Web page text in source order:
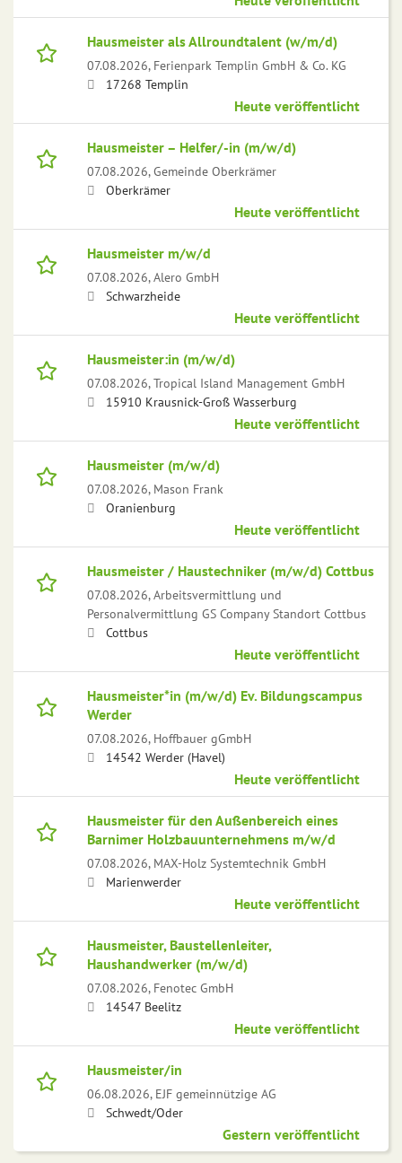
Hausmeister als Allroundtalent (w/m/d)
07.08.2026, Ferienpark Templin GmbH & Co. KG
17268 Templin
Heute veröffentlicht
Hausmeister – Helfer/-in (m/w/d)
07.08.2026,Gemeinde Oberkrämer
Oberkrämer
Heute veröffentlicht
Hausmeister m/w/d
07.08.2026,Alero GmbH
Schwarzheide
Heute veröffentlicht
Hausmeister:in (m/w/d)
07.08.2026,Tropical Island Management GmbH
15910 Krausnick-Groß Wasserburg
Heute veröffentlicht
Hausmeister (m/w/d)
07.08.2026, Mason Frank
Oranienburg
Heute veröffentlicht
Hausmeister / Haustechniker (m/w/d) Cottbus
07.08.2026,Arbeitsvermittlung und
Personalvermittlung GS Company Standort Cottbus
Cottbus
Heute veröffentlicht
Hausmeister*in (m/w/d) Ev. Bildungscampus
Werder
07.08.2026, Hoffbauer gGmbH
14542 Werder (Havel)
Heute veröffentlicht
Hausmeister für den Außenbereich eines
Barnimer Holzbauunternehmens m/w/d
07.08.2026, MAX-Holz Systemtechnik GmbH
Marienwerder
Heute veröffentlicht
Hausmeister, Baustellenleiter,
Haushandwerker (m/w/d)
07.08.2026, Fenotec GmbH
14547 Beelitz
Heute veröffentlicht
Hausmeister/in
06.08.2026, EJF gemeinnützige AG
Schwedt/Oder
Gestern veröffentlicht